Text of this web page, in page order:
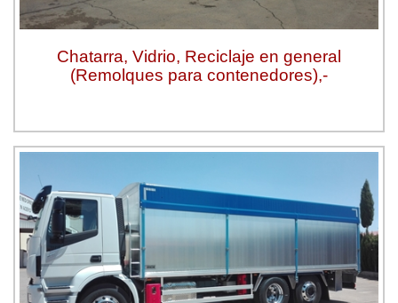
Chatarra, Vidrio, Reciclaje en general
(Remolques para contenedores),-